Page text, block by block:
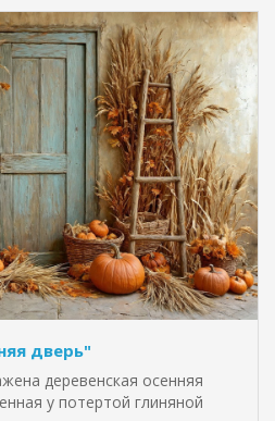
дверь"
деревенская осенняя
у потертой глиняной